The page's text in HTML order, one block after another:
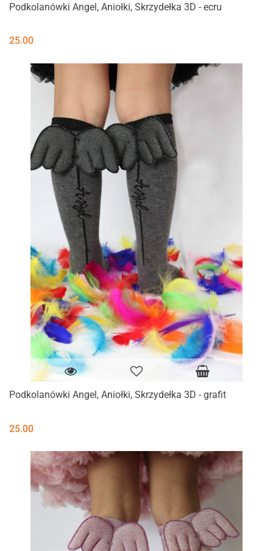
Podkolanówki Angel, Aniołki, Skrzydełka 3D - ecru
25.00
Podkolanówki Angel, Aniołki, Skrzydełka 3D - grafit
25.00